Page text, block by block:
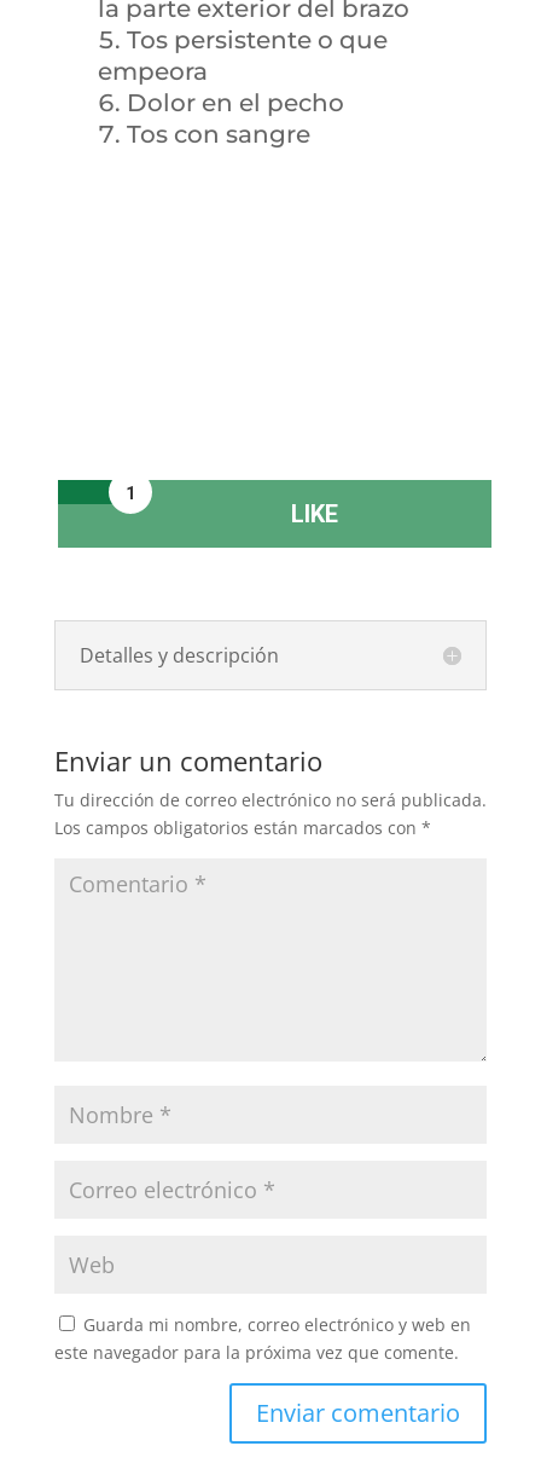
la parte exterior del brazo
Tos persistente o que
empeora
Dolor en el pecho
Tos con sangre
1
LIKE
Detalles y descripción
Enviar un comentario
Tu dirección de correo electrónico no será publicada.
Los campos obligatorios están marcados con *
Guarda mi nombre, correo electrónico y web en
este navegador para la próxima vez que comente.
Enviar comentario